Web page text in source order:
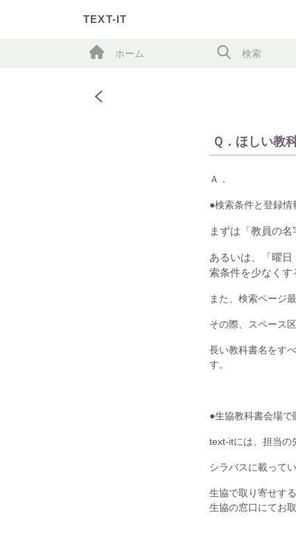
TEXT-IT
ホーム 検索
Ｑ．ほしい教
Ａ．
●検索条件と登録情
まずは 「教員の
あるいは、「曜
索条件を少なくす
また、検索ページ
その際、スペース
長い教科書名をす
す。
●生協教科書会場で
text-itには、担当の
シラバスに載って
生協で取り寄せす
生協の窓口にてお